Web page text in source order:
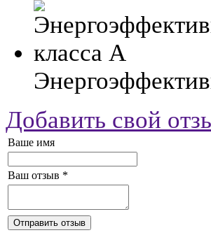
Добавить свой
Ваше имя
Ваш отзыв *
Отправить отзыв